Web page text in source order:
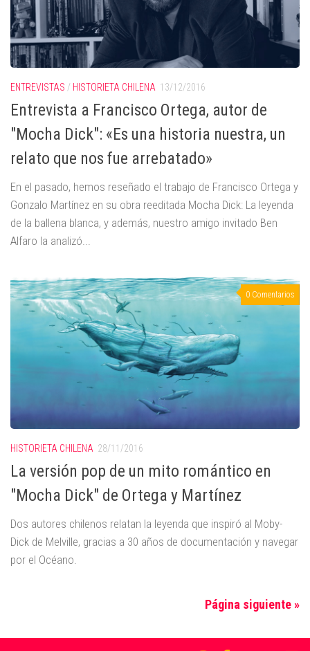
ENTREVISTAS / HISTORIETA CHILENA 13/12/2016
Entrevista a Francisco Ortega, autor de
"Mocha Dick": «Es una historia nuestra, un
relato que nos fue arrebatado»
En el pasado, hemos reseñado el trabajo de Francisco Ortega y
Gonzalo Martínez en su obra reeditada Mocha Dick: La leyenda
de la ballena blanca, y además, nuestro amigo invitado Ben
Alfaro la analizó...
0 Comentarios
HISTORIETA CHILENA 28/11/2016
La versión pop de un mito romántico en
"Mocha Dick" de Ortega y Martínez
Dos autores chilenos relatan la leyenda que inspiró al Moby-
Dick de Melville, gracias a 30 años de documentación y navegar
por el Océano.
Página siguiente »